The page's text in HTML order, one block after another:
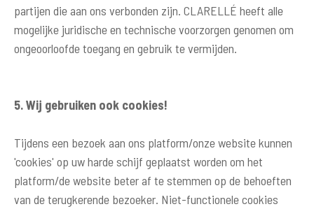
partijen die aan ons verbonden zijn. CLARELLÉ heeft alle
mogelijke juridische en technische voorzorgen genomen om
ongeoorloofde toegang en gebruik te vermijden.
5. Wij gebruiken ook cookies!
Tijdens een bezoek aan ons platform/onze website kunnen
'cookies' op uw harde schijf geplaatst worden om het
platform/de website beter af te stemmen op de behoeften
van de terugkerende bezoeker. Niet-functionele cookies